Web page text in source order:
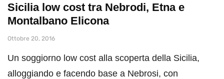
Sicilia low cost tra Nebrodi, Etna e
Montalbano Elicona
Ottobre 20, 2016
Un soggiorno low cost alla scoperta della Sicilia,
alloggiando e facendo base a Nebrosi, con